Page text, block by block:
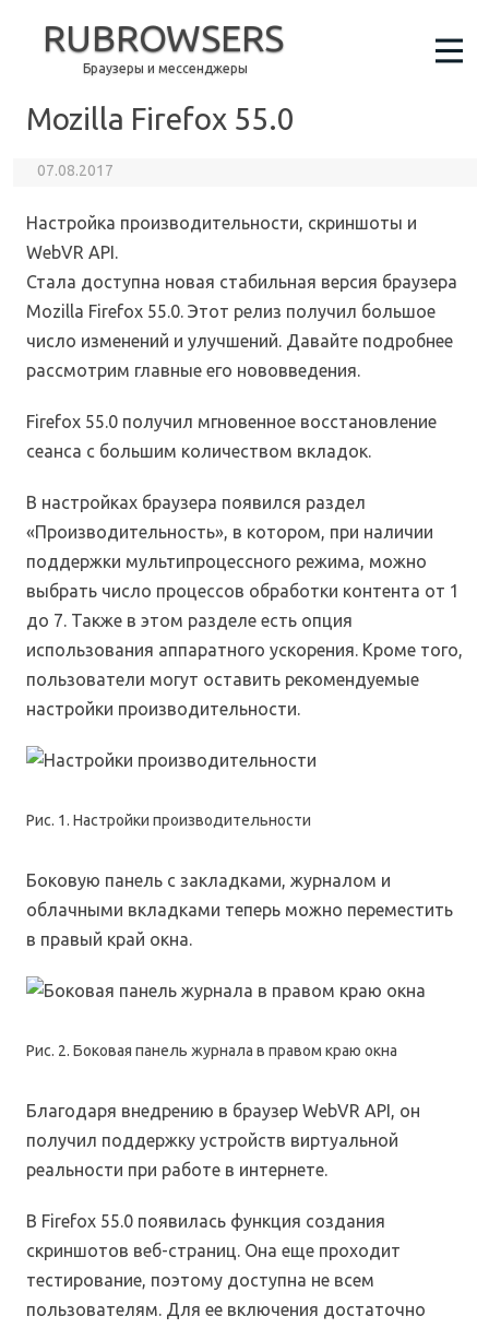
RUBROWSERS
Браузеры и мессенджеры
Mozilla Firefox 55.0
07.08.2017
Настройка производительности, скриншоты и
WebVR API.
Стала доступна новая стабильная версия браузера
Mozilla Firefox 55.0. Этот релиз получил большое
число изменений и улучшений. Давайте подробнее
рассмотрим главные его нововведения.
Firefox 55.0 получил мгновенное восстановление
сеанса с большим количеством вкладок.
В настройках браузера появился раздел
«Производительность», в котором, при наличии
поддержки мультипроцессного режима, можно
выбрать число процессов обработки контента от 1
до 7. Также в этом разделе есть опция
использования аппаратного ускорения. Кроме того,
пользователи могут оставить рекомендуемые
настройки производительности.
Рис. 1. Настройки производительности
Боковую панель с закладками, журналом и
облачными вкладками теперь можно переместить
в правый край окна.
Рис. 2. Боковая панель журнала в правом краю окна
Благодаря внедрению в браузер WebVR API, он
получил поддержку устройств виртуальной
реальности при работе в интернете.
В Firefox 55.0 появилась функция создания
скриншотов веб-страниц. Она еще проходит
тестирование, поэтому доступна не всем
пользователям. Для ее включения достаточно